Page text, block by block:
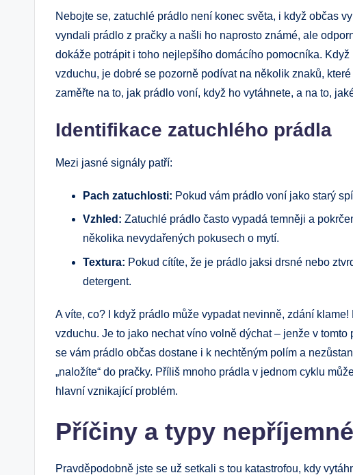
Nebojte se, zatuchlé prádlo není konec světa, i když občas
vyndali prádlo z pračky a našli ho naprosto známé, ale
dokáže potrápit i toho nejlepšího domácího pomocníka.
vzduchu, je dobré se pozorně podívat na několik znaků,
zaměřte na to, jak prádlo voní, když ho vytáhnete, a na to,
Identifikace zatuchlého prádla
Mezi jasné signály patří:
Pach zatuchlosti: Pokud vám prádlo voní jako starý
Vzhled: Zatuchlé prádlo často vypadá temněji a
několika nevydařených pokusech o mytí.
Textura: Pokud cítíte, že je prádlo jaksi drsné nebo
detergent.
A víte, co? I když prádlo může vypadat nevinně, zdání
vzduchu. Je to jako nechat víno volně dýchat – jenže v tomto
se vám prádlo občas dostane i k nechtěným polím a
„naložíte“ do pračky. Příliš mnoho prádla v jednom cyklu
hlavní vznikající problém.
Příčiny a typy
Pravděpodobně jste se už setkali s tou katastrofou, kdy